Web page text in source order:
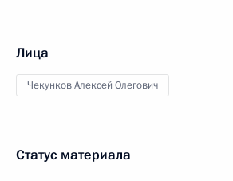
Лица
Чекунков Алексей Олегович
Статус материала